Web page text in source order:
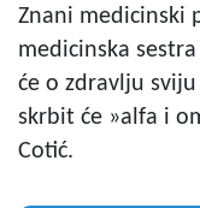
Znani medicinski
medicinska
će o zdravlju
skrbit će »alfa i
Cotić.